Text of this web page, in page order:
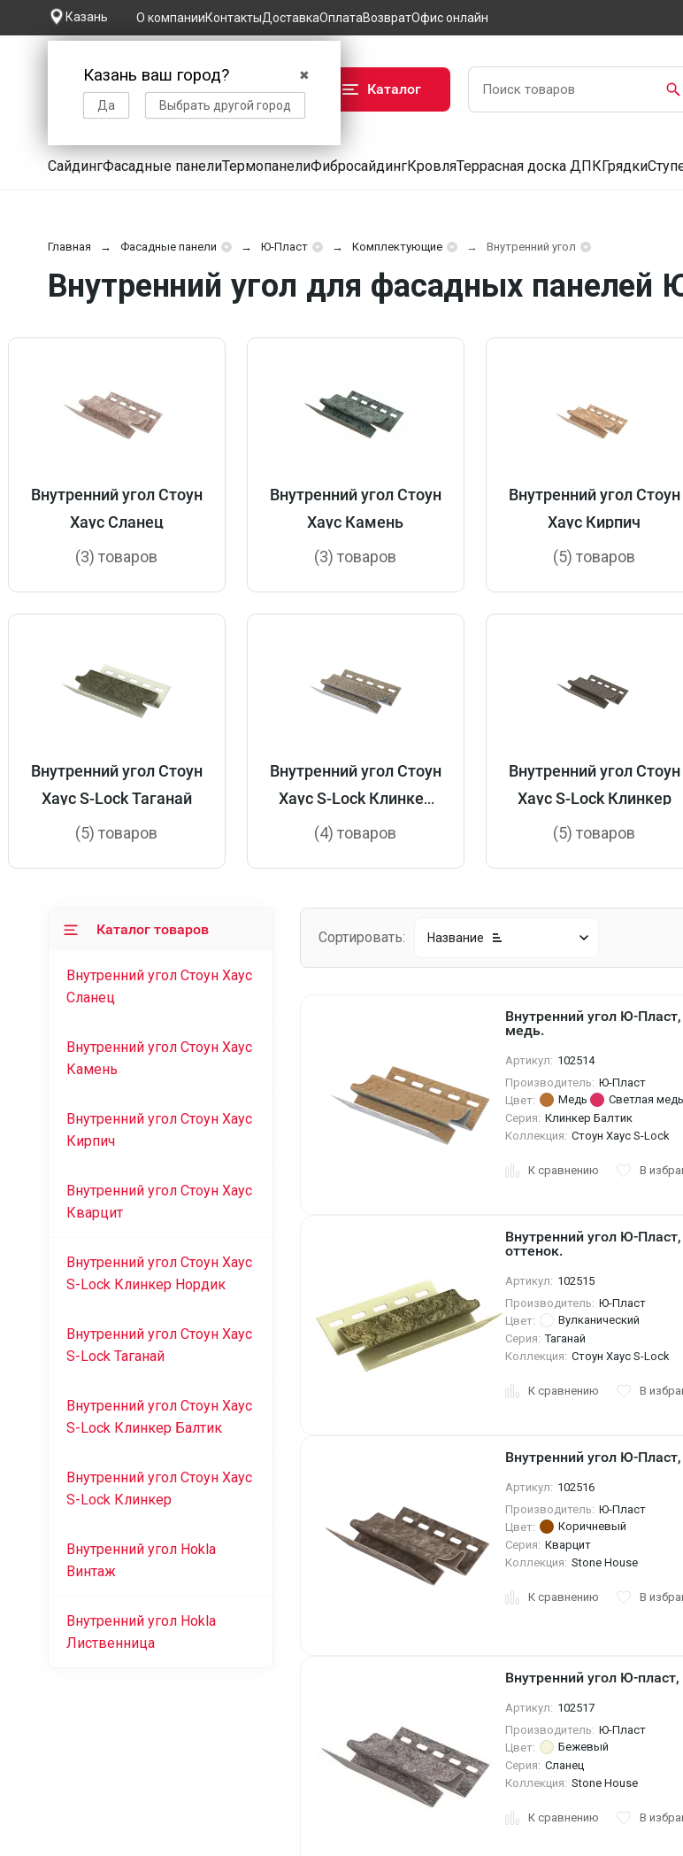
Казань
✖
Казань ваш город?
Да Выбрать другой город
О компанииКонтактыДоставкаОплатаВозвратОфис онлайн
Каталог
СайдингФасадные панелиТермопанелиФибросайдингКровляТеррасная доска ДПКГрядки
Главная Фасадные панели Ю-Пласт Комплектующие Внутренний угол
Внутренний угол для фасадных панелей
Внутренний угол Стоун
Хаус Сланец
(3) товаров
Внутренний угол Стоун
Хаус Камень
(3) товаров
Внутренний угол Стоун
Хаус Кирпич
(5) товаров
Внутренний угол Стоун
Хаус S-Lock Таганай
(5) товаров
Внутренний угол Стоун
Хаус S-Lock Клинкер
Балтик
(4) товаров
Внутренний угол Стоун
Хаус S-Lock Клинкер
(5) товаров
Сортировать: Название
Внутренний угол Ю-
медь.
Артикул: 102514
Производитель: Ю-Пласт
Цвет:
Медь
Светлая медь
Серия: Клинкер Балтик
Коллекция: Стоун Хаус S-Lock
К сравнению В
Внутренний угол Ю-
оттенок.
Артикул: 102515
Производитель: Ю-Пласт
Цвет:
Вулканический
Серия: Таганай
Коллекция: Стоун Хаус S-Lock
К сравнению В
Внутренний угол Ю-
Артикул: 102516
Производитель: Ю-Пласт
Цвет:
Коричневый
Серия: Кварцит
Коллекция: Stone House
К сравнению В
Внутренний угол Ю-
Артикул: 102517
Производитель: Ю-Пласт
Цвет:
Бежевый
Серия: Сланец
Коллекция: Stone House
К сравнению В
Каталог товаров
Внутренний угол Стоун Хаус
Сланец
Внутренний угол Стоун Хаус
Камень
Внутренний угол Стоун Хаус
Кирпич
Внутренний угол Стоун Хаус
Кварцит
Внутренний угол Стоун Хаус
S-Lock Клинкер Нордик
Внутренний угол Стоун Хаус
S-Lock Таганай
Внутренний угол Стоун Хаус
S-Lock Клинкер Балтик
Внутренний угол Стоун Хаус
S-Lock Клинкер
Внутренний угол Hokla
Винтаж
Внутренний угол Hokla
Лиственница